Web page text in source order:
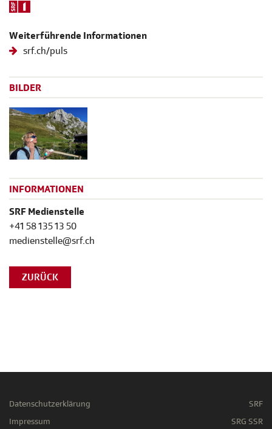
Weiterführende Informationen
srf.ch/puls
BILDER
INFORMATIONEN
SRF Medienstelle
+41 58 135 13 50
medienstelle@srf.ch
ZURÜCK
Datenschutzerklärung
Impressum
SRF
SRG SSR